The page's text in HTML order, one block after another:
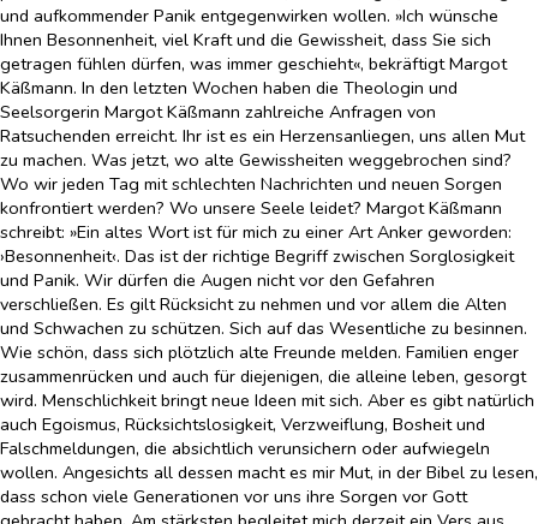
und aufkommender Panik entgegenwirken wollen. »Ich wünsche
Ihnen Besonnenheit, viel Kraft und die Gewissheit, dass Sie sich
getragen fühlen dürfen, was immer geschieht«, bekräftigt Margot
Käßmann. In den letzten Wochen haben die Theologin und
Seelsorgerin Margot Käßmann zahlreiche Anfragen von
Ratsuchenden erreicht. Ihr ist es ein Herzensanliegen, uns allen Mut
zu machen. Was jetzt, wo alte Gewissheiten weggebrochen sind?
Wo wir jeden Tag mit schlechten Nachrichten und neuen Sorgen
konfrontiert werden? Wo unsere Seele leidet? Margot Käßmann
schreibt: »Ein altes Wort ist für mich zu einer Art Anker geworden:
›Besonnenheit‹. Das ist der richtige Begriff zwischen Sorglosigkeit
und Panik. Wir dürfen die Augen nicht vor den Gefahren
verschließen. Es gilt Rücksicht zu nehmen und vor allem die Alten
und Schwachen zu schützen. Sich auf das Wesentliche zu besinnen.
Wie schön, dass sich plötzlich alte Freunde melden. Familien enger
zusammenrücken und auch für diejenigen, die alleine leben, gesorgt
wird. Menschlichkeit bringt neue Ideen mit sich. Aber es gibt natürlich
auch Egoismus, Rücksichtslosigkeit, Verzweiflung, Bosheit und
Falschmeldungen, die absichtlich verunsichern oder aufwiegeln
wollen. Angesichts all dessen macht es mir Mut, in der Bibel zu lesen,
dass schon viele Generationen vor uns ihre Sorgen vor Gott